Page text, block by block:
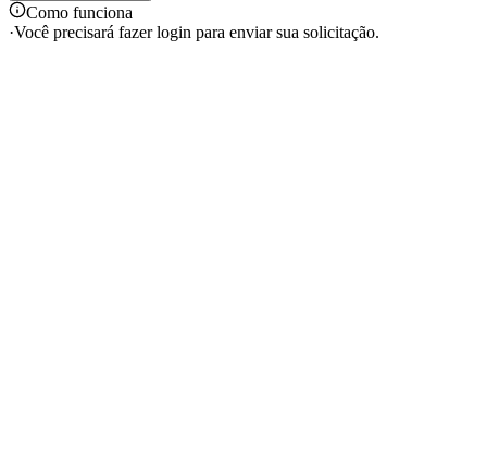
Como funciona
·Você precisará fazer login para enviar sua solicitação.